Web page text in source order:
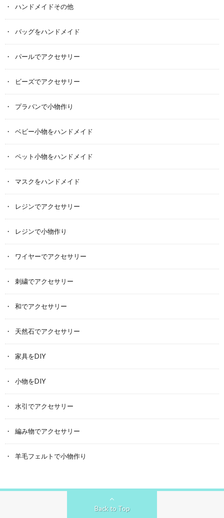
ハンドメイドその他
バッグをハンドメイド
パールでアクセサリー
ビーズでアクセサリー
プラバンで小物作り
ベビー小物をハンドメイド
ペット小物をハンドメイド
マスクをハンドメイド
レジンでアクセサリー
レジンで小物作り
ワイヤーでアクセサリー
刺繍でアクセサリー
和でアクセサリー
天然石でアクセサリー
家具をDIY
小物をDIY
水引でアクセサリー
編み物でアクセサリー
羊毛フェルトで小物作り
Back to Top